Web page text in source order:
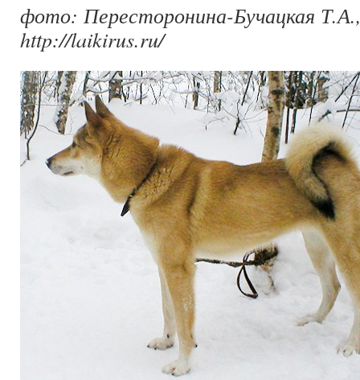
фото: Пересторонина-Бучацкая
http://laikirus.ru/